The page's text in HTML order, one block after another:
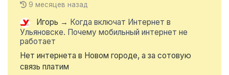
9 месяцев назад
Игорь → Когда включат Интернет в
Ульяновске. Почему мобильный интернет не
работает
Нет интернета в Новом городе, а за сотовую
связь платим